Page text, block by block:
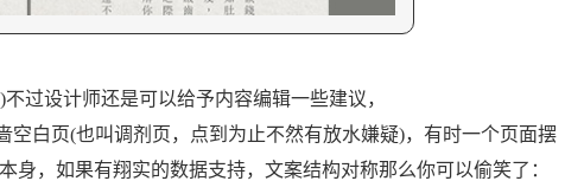
设计师还是可以给予内容编辑一些建议，
白页(也叫调剂页，点到为止不然有放水嫌疑)，有时一个页面摆
，如果有翔实的数据支持，文案结构对称那么你可以偷笑了：